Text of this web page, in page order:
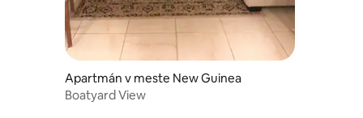
Apartmán v meste New Guinea
Boatyard View